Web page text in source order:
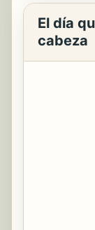
El día
cabeza